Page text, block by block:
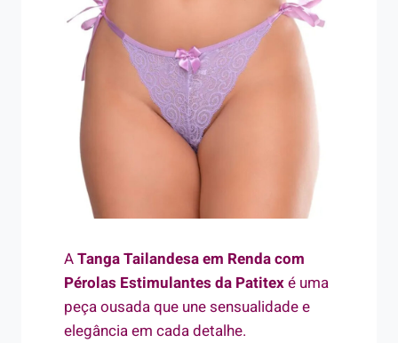
ATanga Tailandesa em Renda com
Pérolas Estimulantes da Patitexé uma
peça ousada que une sensualidade e
elegância em cada detalhe.